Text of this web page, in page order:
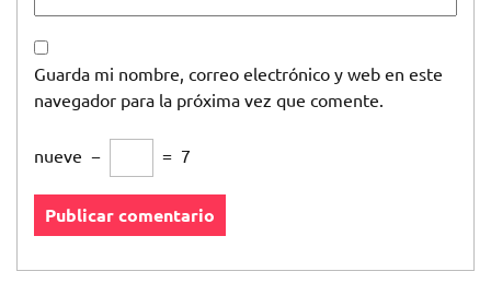
Guarda mi nombre, correo electrónico y web en este
navegador para la próxima vez que comente.
nueve − = 7